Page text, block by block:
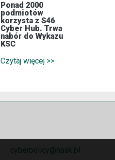
Ponad 2000
podmiotów
korzysta z S46
Cyber Hub. Trwa
nabór do Wykazu
KSC
Czytaj więcej >>
cyberpolicy@nask.pl